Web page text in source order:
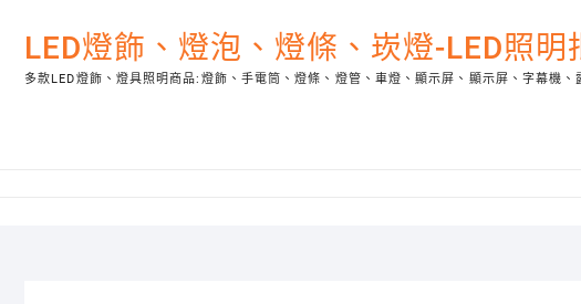
contentLED燈飾、燈泡、燈條、崁燈-LED照明
多款LED燈飾、燈具照明商品:燈飾、手電筒、燈條、燈管、車燈、顯示屏、顯示屏、字幕機